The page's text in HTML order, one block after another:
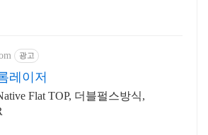
광고
레이저
Flat TOP, 더블펄스방식,